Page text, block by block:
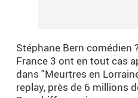
Stéphane Bern comédien
France 3 ont en tout cas
dans "Meurtres en
replay, près de 6 millions